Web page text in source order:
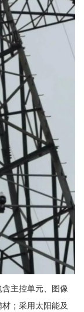
主控单元、图像
；采用太阳能及